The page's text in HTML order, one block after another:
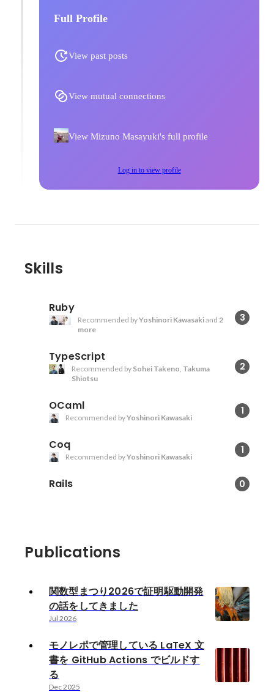
Full Profile
View past posts
View mutual connections
View Mizuno Masayuki's full profile
Log in to view profile
Skills
Ruby
3
Recommended byYoshinori Kawasakiand 2
more
TypeScript
2
Recommended by Sohei Takeno Takuma
Shiotsu
OCaml 1
Recommended byYoshinori Kawasaki
Coq 1
Recommended byYoshinori Kawasaki
Rails 0
Publications
関数型まつり2026で証明駆動開発
の話をしてきました
Jul 2026
モノレポで管理している LaTeX 文
書を GitHub Actions でビルドす
る
Dec 2025